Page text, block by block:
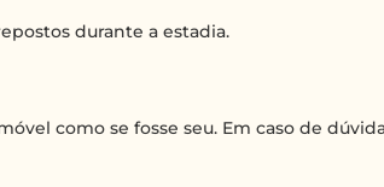
durante a estadia.
como se fosse seu. Em caso de